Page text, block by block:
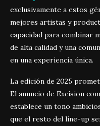
exclusivamente a estos
mejores artistas y
capacidad para combinar
de alta calidad y una
en una experiencia única.
La edición de 2025
El anuncio de Excision
establece un tono
que el resto del line-up